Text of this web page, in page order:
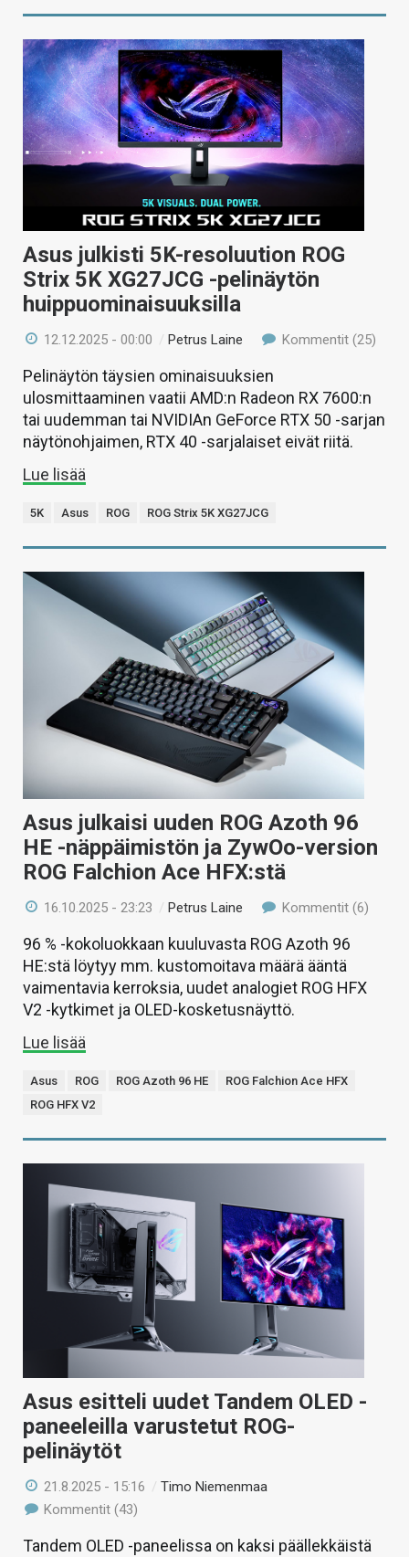
Asus julkisti 5K-resoluution ROG
Strix 5K XG27JCG -pelinäytön
huippuominaisuuksilla
12.12.2025 - 00:00 /Petrus Laine Kommentit (25)
Pelinäytön täysien ominaisuuksien
ulosmittaaminen vaatii AMD:n Radeon RX 7600:n
tai uudemman tai NVIDIAn GeForce RTX 50 -sarjan
näytönohjaimen, RTX 40 -sarjalaiset eivät riitä.
Lue lisää
5K Asus ROG ROG Strix 5K XG27JCG
Asus julkaisi uuden ROG Azoth 96
HE -näppäimistön ja ZywOo-version
ROG Falchion Ace HFX:stä
16.10.2025 - 23:23 /Petrus Laine Kommentit (6)
96 % -kokoluokkaan kuuluvasta ROG Azoth 96
HE:stä löytyy mm. kustomoitava määrä ääntä
vaimentavia kerroksia, uudet analogiet ROG HFX
V2 -kytkimet ja OLED-kosketusnäyttö.
Lue lisää
Asus ROG ROG Azoth 96 HE
ROG Falchion Ace HFX
ROG HFX V2
Asus esitteli uudet Tandem OLED -
paneeleilla varustetut ROG-
pelinäytöt
21.8.2025 - 15:16 /Timo Niemenmaa
Kommentit (43)
Tandem OLED -paneelissa on kaksi päällekkäistä